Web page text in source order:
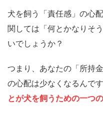
犬を飼う「責任感」の心
関しては「何とかなりそ
いでしょうか？
つまり、あなたの「所持
の心配は少なくなるんで
とが犬を飼うための一つ